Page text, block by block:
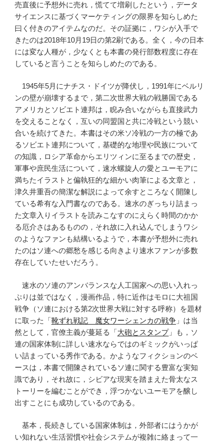
売直後に予想外に売れ，慌てて増刷したという，データ
サイエンスに基づくマーケティングの限界を知らしめた
曰く付きのアイテムなのだ。その証拠に，ワシが入手で
きたのは2018年10月19日の第2刷である。全く，今の日本
には変な人種が，少なくとも本書の発行部数程度に存在
していると言うことを知らしめたのである。
1945年5月にナチス・ドイツが降伏し，1991年にベルリ
ンの壁が崩壊するまで，第二次世界大戦の戦勝国である
アメリカとソビエト連邦は，睨み合いながらも直接武力
を交えることなく，互いの同盟国と共に冷戦という競い
合いを続けてきた。本書はその米ソ冷戦の一方の極であ
るソビエト連邦について，基礎的な地理や民族について
の知識，ロシア革命からエリツィンに至るまでの歴史，
軍事や庶民生活について，速水螺旋人の愛とユーモアに
満ちたイラストと偏執狂的な細かい肉筆による文章と，
津久井重吾の簡潔な解説によって余すところなく開陳し
ている希有な入門書なのである。速水のぎっちり詰まっ
た文章入りイラストを読みこなすのにえらく時間のかか
る厄介さはあるものの，それ故に入れ込んでしまうワシ
のようなファンも結構いるようで，本書が予想外に売れ
たのはソ連への郷愁を感じる向きより速水ファンが多数
存在していたせいだろう。
速水のソ連のアンバランスな人工国家への思い入れっ
ぷりは並ではなく，漫画作品，特に近作はモロに大祖国
戦争（ソ連における第2次世界大戦に対する呼称）を題材
に取った「靴ずれ戦記 魔女ワーシェンカの戦争 」は当
然として，官僚主義が蔓延る「大砲とスタンプ」も，ソ
連の国家体制に詳しい速水ならではのギミックがいっぱ
い詰まっている秀作である。かようなフィクションのベ
ースは，本書で開陳されているソ連に関する豊富な実知
識であり，それ故に，シビアな現実を踏まえた骨太なス
トーリーを編むことができ，浮つかないユーモアを醸し
出すことにも成功しているのである。
基本，長続きしている国家体制は，外部者にはうかが
い知れない生活習慣や社会システムが複雑に絡まって一